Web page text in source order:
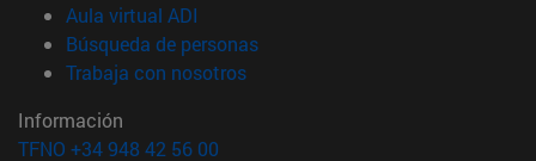
Aula virtual ADI
Búsqueda de personas(abre en nueva ventana)
Trabaja con nosotros(abre en nueva ventana)
Información
TFNO +34 948 42 56 00